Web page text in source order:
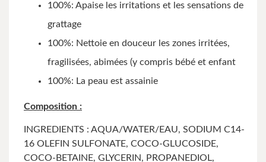
100%: Apaise les irritations et les sensations de
grattage
100%: Nettoie en douceur les zones irritées,
fragilisées, abimées (y compris bébé et enfant
100%: La peau est assainie
Composition :
INGREDIENTS : AQUA/WATER/EAU, SODIUM C14-
16 OLEFIN SULFONATE, COCO-GLUCOSIDE,
COCO-BETAINE, GLYCERIN, PROPANEDIOL,